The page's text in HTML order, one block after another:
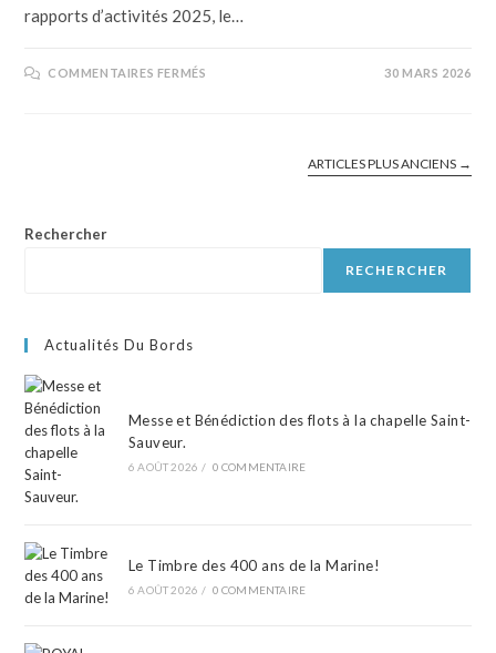
rapports d’activités 2025, le…
COMMENTAIRES FERMÉS 30 MARS 2026
ARTICLES PLUS ANCIENS →
Rechercher
RECHERCHER
Actualités Du Bords
Messe et Bénédiction des flots à la chapelle Saint-
Sauveur.
6 AOÛT 2026 / 0 COMMENTAIRE
Le Timbre des 400 ans de la Marine!
6 AOÛT 2026 / 0 COMMENTAIRE